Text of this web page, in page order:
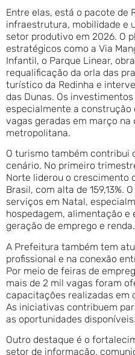
Entre elas, está o pacote de
infraestrutura, mobilidade e
setor produtivo em 2026. O
estratégicos como a Via
Infantil, o Parque Linear,
requalificação da orla das
turístico da Redinha e
das Dunas. Os
especialmente a construção
vagas geradas em março na
metropolitana.
O turismo também contribui
cenário. No primeiro
Norte liderou o crescimento
Brasil, com alta de 159,13%.
serviços em Natal,
hospedagem, alimentação
geração de emprego e renda.
A Prefeitura também tem
profissional e na conexão
Por meio de feiras de
mais de 2 mil vagas foram
capacitações realizadas em
As iniciativas contribuem
as oportunidades disponíveis.
Outro destaque é o
setor de informação,